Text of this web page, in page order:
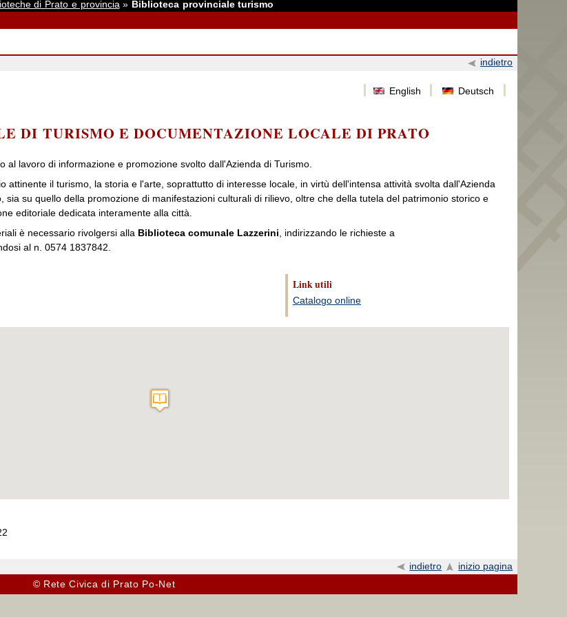
di Prato e provincia» Biblioteca provinciale turismo
indietro
English Deutsch
DI TURISMO E DOCUMENTAZIONE LOCALE DI PRATO
al lavoro di informazione e promozione svolto dall'Azienda di Turismo.
attinente il turismo, la storia e l'arte, soprattutto di interesse locale, in virtù dell'intensa attività svolta dall'Azienda
sia su quello della promozione di manifestazioni culturali di rilievo, oltre che della tutela del patrimonio storico e
editoriale dedicata interamente alla città.
è necessario rivolgersi alla Biblioteca comunale Lazzerini , indirizzando le richieste a
al n. 0574 1837842.
Link utili
Catalogo online
indietro
inizio pagina
© Rete Civica di Prato Po-Net